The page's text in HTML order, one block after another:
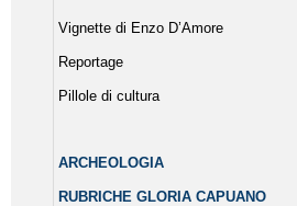
Vignette di Enzo D’Amore
Reportage
Pillole di cultura
ARCHEOLOGIA
RUBRICHE GLORIA CAPUANO